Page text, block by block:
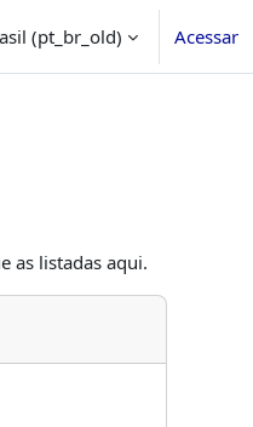
‎(pt_br_old)‎ Acessar
as listadas aqui.